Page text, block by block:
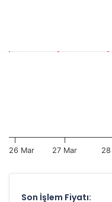
26 Mar 27 Mar
Son İşlem Fiyatı: